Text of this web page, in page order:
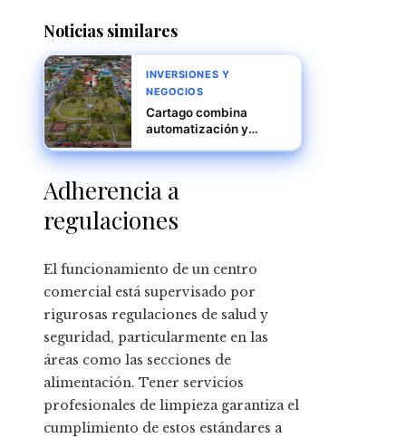
Noticias similares
INVERSIONES Y
NEGOCIOS
Cartago combina
automatización y
para un desarrollo
Adherencia a
regulaciones
El funcionamiento de un centro
comercial está supervisado por
rigurosas regulaciones de salud y
seguridad, particularmente en las
áreas como las secciones de
alimentación. Tener servicios
profesionales de limpieza garantiza el
cumplimiento de estos estándares a